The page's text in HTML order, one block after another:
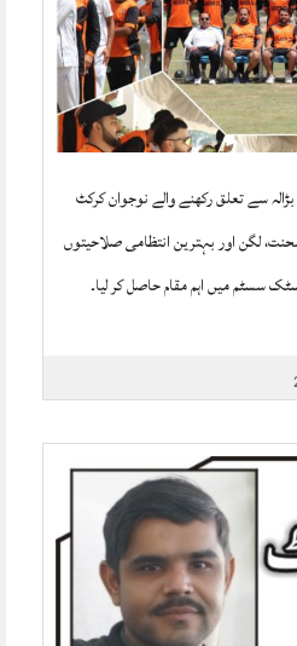
سے تعلق رکھنے والے نوجوان کرکٹ
لگن اور بہترین انتظامی صلاحیتوں
سسٹم میں اہم مقام حاصل کر لیا۔